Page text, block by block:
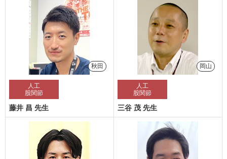
秋田
人工
股関節
藤井 昌 先生
岡山
人工
股関節
三谷 茂 先生